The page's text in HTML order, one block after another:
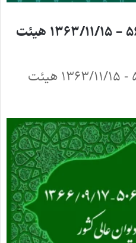
رأی وحدت رویه شماره ۵۶ – ۱۳۶۳/۱۱/۱۵ هیئت
رأی وحدت رویه شماره ۵۶ - ۱۳۶۳/۱۱/۱۵ هیئت